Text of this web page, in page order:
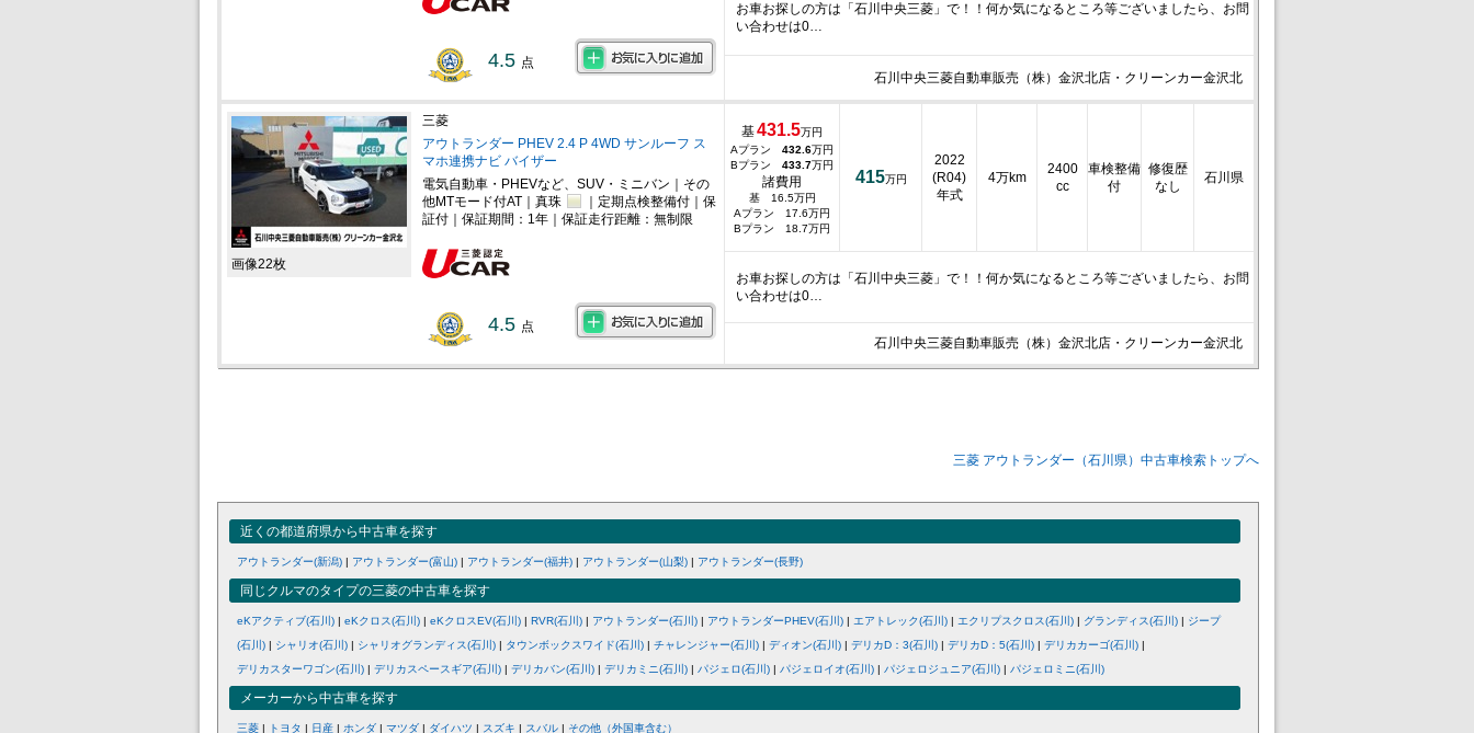
4.5 点
お車お探しの方は「石川中央三菱」で！！何か気になるところ等ございましたら、お問
い合わせは0…
石川中央三菱自動車販売（株）金沢北店・クリーンカー金沢北
画像22枚
三菱
アウトランダー PHEV 2.4 P 4WD サンルーフ ス
マホ連携ナビ バイザー
電気自動車・PHEVなど、SUV・ミニバン｜その
他MTモード付AT｜真珠
｜定期点検整備付｜保
証付｜保証期間：1年｜保証走行距離：無制限
4.5 点
基431.5万円
Aプラン 432.6万円
Bプラン 433.7万円
諸費用
基 16.5万円
Aプラン 17.6万円
Bプラン 18.7万円
415万円
2022
(R04)
年式
4万km
2400
cc
車検整備
付
修復歴
なし
石川県
お車お探しの方は「石川中央三菱」で！！何か気になるところ等ございましたら、お問
い合わせは0…
石川中央三菱自動車販売（株）金沢北店・クリーンカー金沢北
三菱 アウトランダー（石川県）中古車検索トップへ
近くの都道府県から中古車を探す
アウトランダー(新潟) | アウトランダー(富山) | アウトランダー(福井) | アウトランダー(山梨) | アウトランダー(長野)
同じクルマのタイプの三菱の中古車を探す
eKアクティブ(石川) | eKクロス(石川) | eKクロスEV(石川) | RVR(石川) | アウトランダー(石川) | アウトランダーPHEV(石川) | エアトレック(石川) | エクリプスクロス(石川) | グランディス(石川) | ジープ
(石川) | シャリオ(石川) | シャリオグランディス(石川) | タウンボックスワイド(石川) | チャレンジャー(石川) | ディオン(石川) | デリカD：3(石川) | デリカD：5(石川) | デリカカーゴ(石川) |
デリカスターワゴン(石川) | デリカスペースギア(石川) | デリカバン(石川) | デリカミニ(石川) | パジェロ(石川) | パジェロイオ(石川) | パジェロジュニア(石川) | パジェロミニ(石川)
メーカーから中古車を探す
三菱 | トヨタ | 日産 | ホンダ | マツダ | ダイハツ | スズキ | スバル | その他（外国車含む）